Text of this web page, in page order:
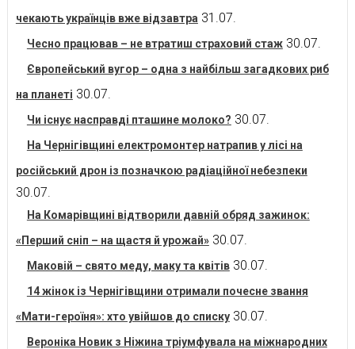
чекають українців вже відзавтра 31.07.
Чесно працював – не втратиш страховий стаж 30.07.
Європейський вугор – одна з найбільш загадкових риб
на планеті 30.07.
Чи існує насправді пташине молоко? 30.07.
На Чернігівщині електромонтер натрапив у лісі на
російський дрон із позначкою радіаційної небезпеки
30.07.
На Комарівщині відтворили давній обряд зажинок:
«Перший сніп – на щастя й урожай» 30.07.
Маковій – свято меду, маку та квітів 30.07.
14 жінок із Чернігівщини отримали почесне звання
«Мати-героїня»: хто увійшов до списку 30.07.
Вероніка Новик з Ніжина тріумфувала на міжнародних